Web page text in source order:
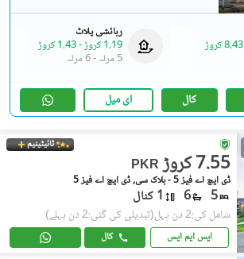
8.43 کروڑ
رہائشی پلاٹ
1.19 کروڑ
-1.43 کروڑ
5 مرلہ
-6 مرلہ
کال ای میل
ٹائیٹینیم
PKR 7.55 کروڑ
ڈی ایچ اے فیز 5 - بلاک سی, ڈی ایچ اے فیز 5
5
6 1 کنال
شامل کی:2 دن پہل (تبدیلی کی گئی:2 دن پہلے)
ایس ایم ایس کال